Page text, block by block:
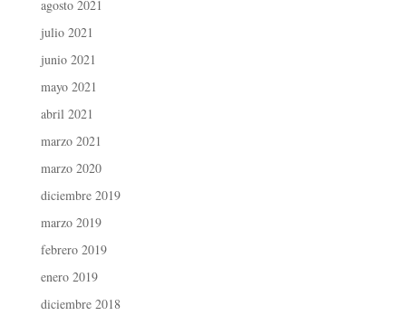
agosto 2021
julio 2021
junio 2021
mayo 2021
abril 2021
marzo 2021
marzo 2020
diciembre 2019
marzo 2019
febrero 2019
enero 2019
diciembre 2018